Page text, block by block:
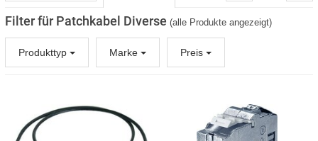
Filter für Patchkabel Diverse (alle Produkte angezeigt)
Produkttyp Marke Preis